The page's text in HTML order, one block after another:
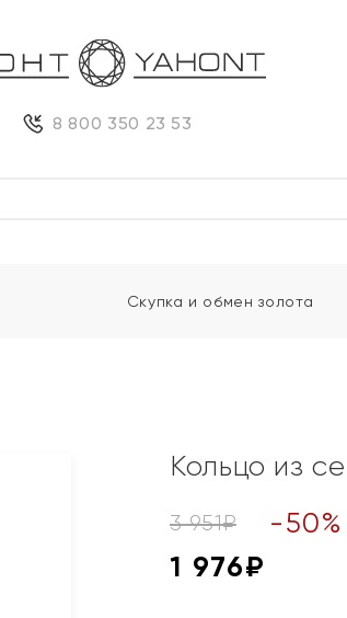
8 800 350 23 53
Скупка и обмен золота
Кольцо из
3 951₽ -50%
1 976₽